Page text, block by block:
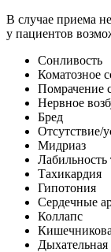
В случае приема
у пациентов
Сонливость
Коматозное
Помрачение
Нервное
Бред
Отсутствие/
Мидриаз
Тахикардия
Гипотония
Сердечные
Коллапс
Дыхательная